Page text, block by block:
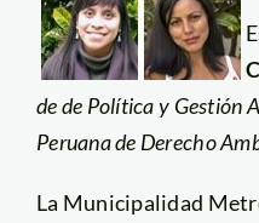
de de Política y Gestión
Peruana de Derecho
La Municipalidad